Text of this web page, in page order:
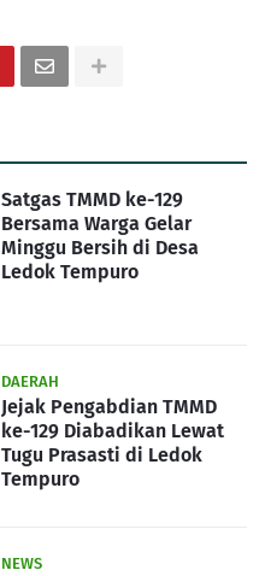
Satgas TMMD ke-129
Bersama Warga Gelar
Minggu Bersih di Desa
Ledok Tempuro
DAERAH
Jejak Pengabdian TMMD
ke-129 Diabadikan Lewat
Tugu Prasasti di Ledok
Tempuro
NEWS